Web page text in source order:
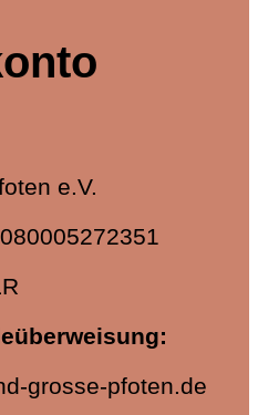
e.V.
:
grosse-pfoten.de